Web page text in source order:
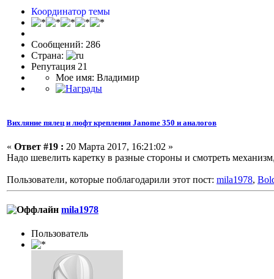
Координатор темы
Сообщений: 286
Страна:
Репутация 21
Мое имя: Владимир
Вихляние пялец и люфт крепления Janome 350 и аналогов
« Ответ #19 : 20 Марта 2017, 16:21:02 »
Надо шевелить каретку в разные стороны и смотреть
Пользователи, которые поблагодарили этот пост: mila1978,
mila1978
Пользоватeль